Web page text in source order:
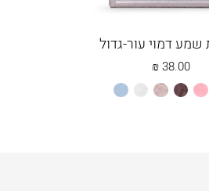
דמוי עור-גדול
38.00
₪
ורודחום כספסף
לבן תכלת